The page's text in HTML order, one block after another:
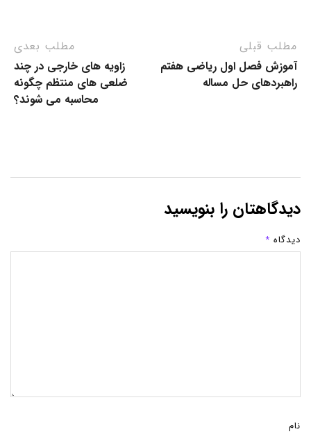
مطلب قبلی
آموزش فصل اول ریاضی هفتم
راهبردهای حل مساله
مطلب بعدی
زاویه های خارجی در چند
ضلعی های منتظم چگونه
محاسبه می شوند؟
دیدگاهتان را بنویسید
دیدگاه *
نام